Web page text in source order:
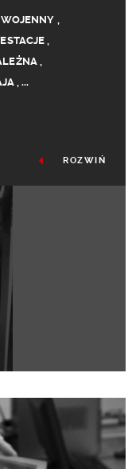
,
,
,
,...
KOŚCIÓŁ ŚW
ROZWIŃ